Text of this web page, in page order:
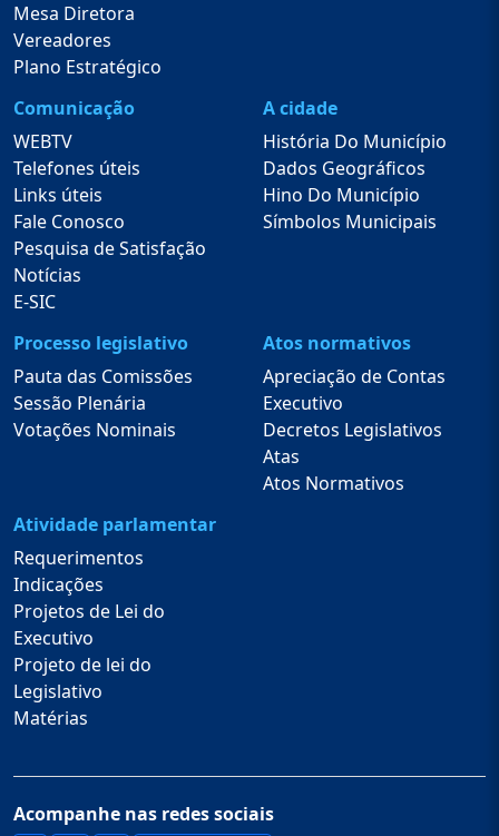
Mesa Diretora
Vereadores
Plano Estratégico
Comunicação
WEBTV
Telefones úteis
Links úteis
Fale Conosco
Pesquisa de Satisfação
Notícias
E-SIC
A cidade
História Do Município
Dados Geográficos
Hino Do Município
Símbolos Municipais
Processo legislativo
Pauta das Comissões
Sessão Plenária
Votações Nominais
Atos normativos
Apreciação de Contas
Executivo
Decretos Legislativos
Atas
Atos Normativos
Atividade parlamentar
Requerimentos
Indicações
Projetos de Lei do
Executivo
Projeto de lei do
Legislativo
Matérias
Acompanhe nas redes sociais